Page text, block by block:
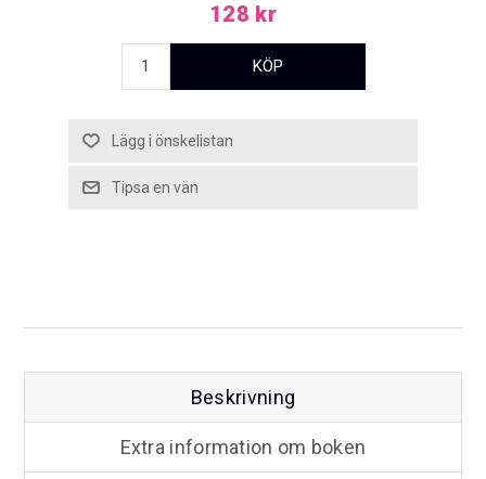
128 kr
Beskrivning
Extra information om boken